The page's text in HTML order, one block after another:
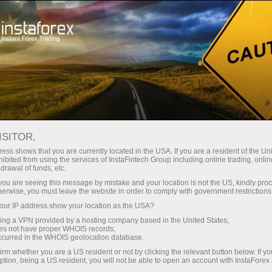
InstaForex के साथ आपको वास्तविक
लीवरेज, मार्केट में बेहतरीन स्प्रेड्स और
कमीशन, और स्टॉक्स व इंडेक्स ट्रेडिंग के लिए
फायदेमंद शर्तें।
छोटे
हर डिपॉजिट पर
30% बोनस
ट्रेडिंग में
और हाईवे पर गति
shows that you are currently located in the USA. If you are a resident of the
from using the services of InstaFintech Group including online trading,
of funds, etc.
are seeing this message by mistake and your location is not the US, kindly
you must leave the website in order to comply with government
IP address show your location as the USA?
a VPN provided by a hosting company based in the United States;
not have proper WHOIS records;
in the WHOIS geolocation database.
whether you are a US resident or not by clicking the relevant button below. If
being a US resident, you will not be able to open an account with InstaForex